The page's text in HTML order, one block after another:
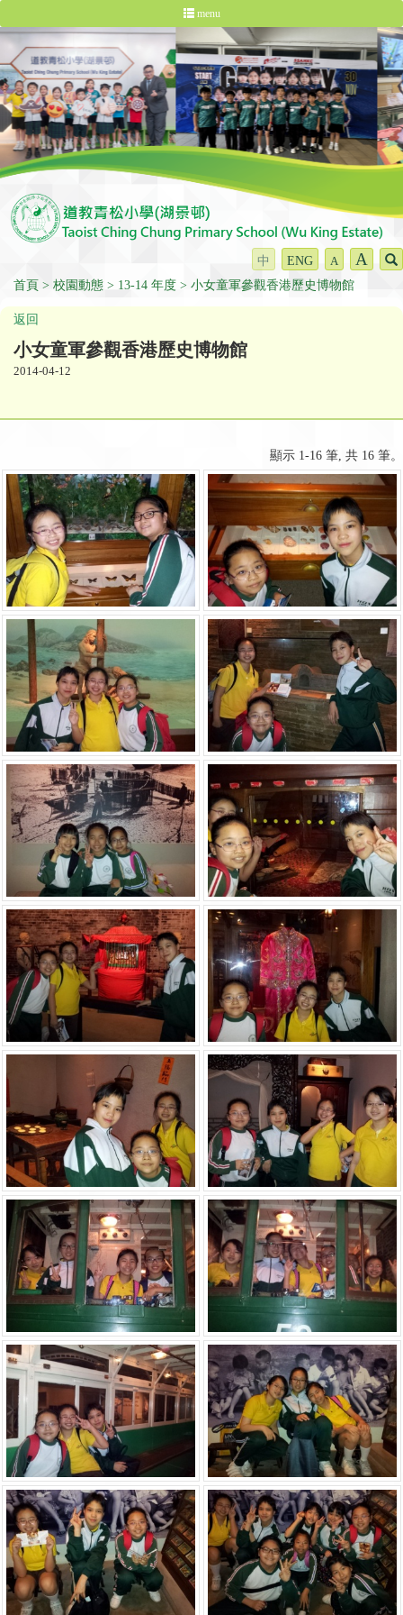
menu
中 ENG A A
首頁 校園動態 13-14 年度 小女童軍參觀香港歷史博物館
返回
小女童軍參觀香港歷史博物館
2014-04-12
顯示 1-16 筆, 共 16 筆。